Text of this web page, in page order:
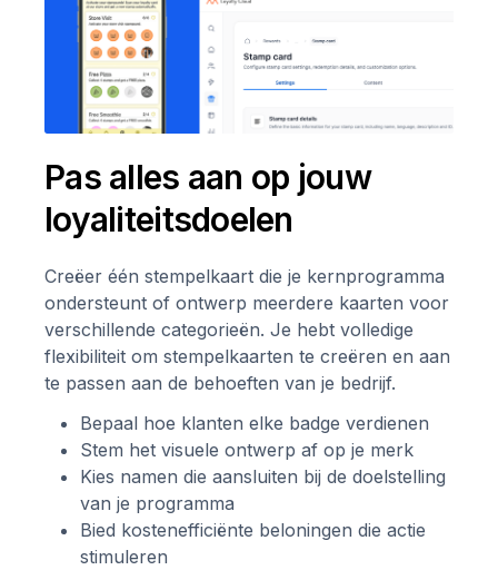
Pas alles aan op jouw
loyaliteitsdoelen
Creëer één stempelkaart die je kernprogramma
ondersteunt of ontwerp meerdere kaarten voor
verschillende categorieën. Je hebt volledige
flexibiliteit om stempelkaarten te creëren en aan
te passen aan de behoeften van je bedrijf.
Bepaal hoe klanten elke badge verdienen
Stem het visuele ontwerp af op je merk
Kies namen die aansluiten bij de doelstelling
van je programma
Bied kostenefficiënte beloningen die actie
stimuleren